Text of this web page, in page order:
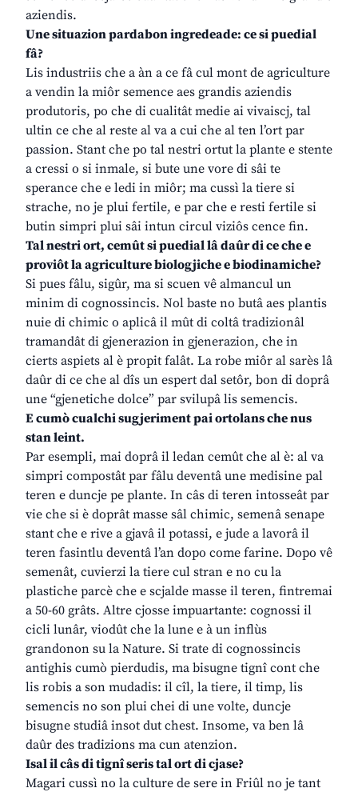
aziendis.
Une situazion pardabon ingredeade: ce si puedial
fâ?
Lis industriis che a àn a ce fâ cul mont de agriculture
a vendin la miôr semence aes grandis aziendis
produtoris, po che di cualitât medie ai vivaiscj, tal
ultin ce che al reste al va a cui che al ten l’ort par
passion. Stant che po tal nestri ortut la plante e stente
a cressi o si inmale, si bute une vore di sâi te
sperance che e ledi in miôr; ma cussì la tiere si
strache, no je plui fertile, e par che e resti fertile si
butin simpri plui sâi intun circul viziôs cence fin.
Tal nestri ort, cemût si puedial lâ daûr di ce che e
proviôt la agriculture biologjiche e biodinamiche?
Si pues fâlu, sigûr, ma si scuen vê almancul un
minim di cognossincis. Nol baste no butâ aes plantis
nuie di chimic o aplicâ il mût di coltâ tradizionâl
tramandât di gjenerazion in gjenerazion, che in
cierts aspiets al è propit falât. La robe miôr al sarès lâ
daûr di ce che al dîs un espert dal setôr, bon di doprâ
une “gjenetiche dolce” par svilupâ lis semencis.
E cumò cualchi sugjeriment pai ortolans che nus
stan leint.
Par esempli, mai doprâ il ledan cemût che al è: al va
simpri compostât par fâlu deventâ une medisine pal
teren e duncje pe plante. In câs di teren intosseât par
vie che si è doprât masse sâl chimic, semenâ senape
stant che e rive a gjavâ il potassi, e jude a lavorâ il
teren fasintlu deventâ l’an dopo come farine. Dopo vê
semenât, cuvierzi la tiere cul stran e no cu la
plastiche parcè che e scjalde masse il teren, fintremai
a 50-60 grâts. Altre cjosse impuartante: cognossi il
cicli lunâr, viodût che la lune e à un inflùs
grandonon su la Nature. Si trate di cognossincis
antighis cumò pierdudis, ma bisugne tignî cont che
lis robis a son mudadis: il cîl, la tiere, il timp, lis
semencis no son plui chei di une volte, duncje
bisugne studiâ insot dut chest. Insome, va ben lâ
daûr des tradizions ma cun atenzion.
Isal il câs di tignî seris tal ort di cjase?
Magari cussì no la culture de sere in Friûl no je tant